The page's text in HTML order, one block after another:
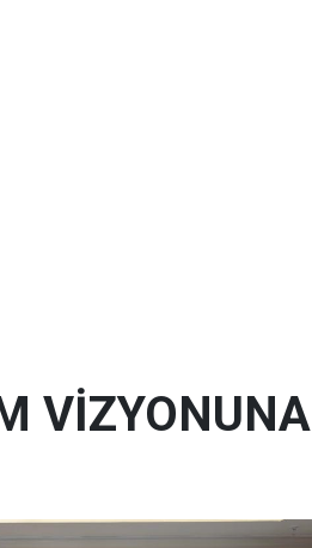
VİZYONUNA